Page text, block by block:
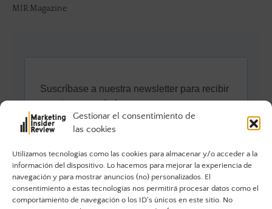
Gestionar el consentimiento de
las cookies
Utilizamos tecnologías como las cookies para almacenar y/o acceder a la
información del dispositivo. Lo hacemos para mejorar la experiencia de
navegación y para mostrar anuncios (no) personalizados. El
consentimiento a estas tecnologías nos permitirá procesar datos como el
comportamiento de navegación o los ID's únicos en este sitio. No
MIR Magazine